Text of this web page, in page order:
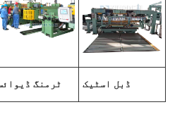
ٹرمنگ ڈبل اسٹیک